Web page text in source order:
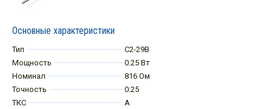
Основные характеристики
Тип
С2-29В
Мощность
0.25 Вт
Номинал
816 Ом
Точность
0.25
ТКС
А